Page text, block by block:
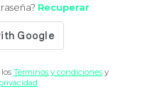
Recuperar
Términos y condicionesy